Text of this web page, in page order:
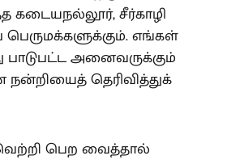
சீர்காழி
எங்கள்
பாடுபட்ட அனைவருக்கும்
தெரிவித்துக்
பெற வைத்தால்